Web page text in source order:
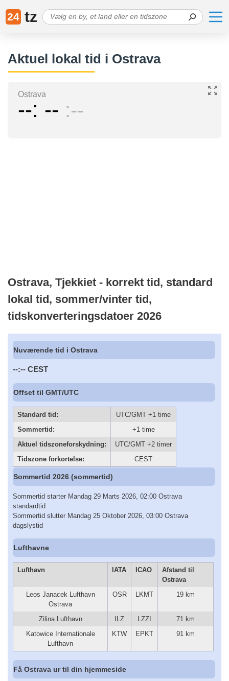
24 tz
Aktuel lokal tid i Ostrava
Ostrava
-- -- --
Ostrava, Tjekkiet - korrekt tid, standard
lokal tid, sommer/vinter tid,
tidskonverteringsdatoer 2026
Nuværende tid i Ostrava
--:-- CEST
Offset til GMT/UTC
Standard tid:
UTC/GMT +1 time
Sommertid:
+1 time
Aktuel tidszoneforskydning:
UTC/GMT +2 timer
Tidszone forkortelse:
CEST
Sommertid 2026 (sommertid)
Sommertid starter Mandag 29 Marts 2026, 02:00 Ostrava
standardtid
Sommertid slutter Mandag 25 Oktober 2026, 03:00 Ostrava
dagslystid
Lufthavne
Lufthavn IATA ICAO
Afstand til
Ostrava
Leos Janacek Lufthavn
Ostrava
OSR LKMT 19 km
Zilina Lufthavn ILZ LZZI
71 km
Katowice Internationale
Lufthavn
KTW EPKT 91 km
Få Ostrava ur til din hjemmeside